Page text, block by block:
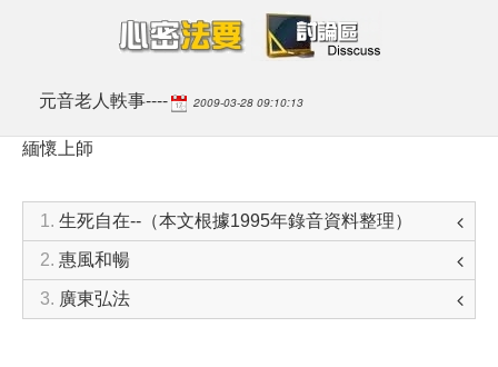
元音老人軼事---- 2009-03-28 09:10:13
緬懷上師
1. 生死自在--（本文根據1995年錄音資料整理）
2. 惠風和暢
3. 廣東弘法